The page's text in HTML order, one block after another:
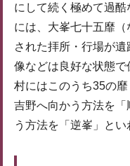
にして続く極めて過
には、大峯七十五靡
された拝所・行場が
像などは良好な状態で
村にはこのうち35の
吉野へ向かう方法を
う方法を「逆峯」とい